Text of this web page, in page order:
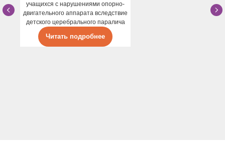
учащихся с нарушениями опорно-
двигательного аппарата вследствие
детского церебрального паралича
Читать подробнее